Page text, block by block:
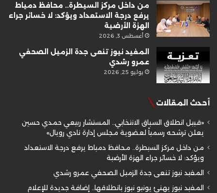
من داخل مركز السيطرة.. محافظ دمياط
يرفع درجة الاستعداد ويؤكد: لا خسائر جراء
الهزة الأرضية
أغسطس 3, 2026
المفيد نيوز تنعى جدة الزميل الصحفي
عمرو رشدي
يوليو 25, 2026
أحدث المقالات
«قبيل انطلاق السباق الانتخابي.. المستشار ربيعي حمدي حسين
يعلن ترشحه رسمياً لعضوية مجلس إدارة نادي رويال»
من داخل مركز السيطرة.. محافظ دمياط يرفع درجة الاستعداد
ويؤكد: لا خسائر جراء الهزة الأرضية
المفيد نيوز تنعى جدة الزميل الصحفي عمرو رشدي
المفيد نيوز يهنئ يونيو نيوز بانطلاقها.. إضافة جديدة للإعلام